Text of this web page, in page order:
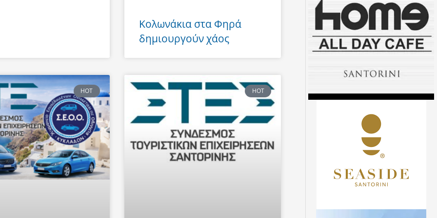
Κολωνάκια στα Φηρά
δημιουργούν χάος
HOT HOT